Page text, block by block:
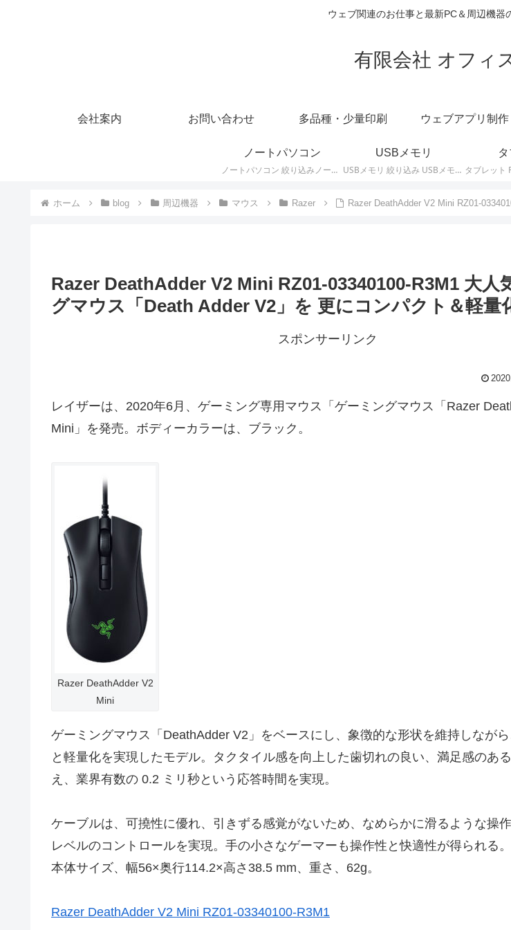
ウェブ関連のお仕事と最新PC＆周辺機器
有限会社 オフィ
会社案内 お問い合わせ 多品種・少量印刷 ウェブアプリ制作
ノートパソコン
ノートパソコン 絞り込みノートPCの最新モデルやスペック・仕様に関する情報。
USBメモリ
USBメモリ 絞り込み USBメモリの最新モデルやスペック・仕様に関する情報。
ホーム blog 周辺機器 マウス Razer Razer DeathAdder V2 Mini RZ01-
Razer DeathAdder V2 Mini RZ01-03340100-R3M1 大人
グマウス「Death Adder V2」を 更にコンパクト＆軽量
スポンサーリンク
レイザーは、2020年6月、ゲーミング専用マウス「ゲーミングマウス「Razer
Mini」を発売。ボディーカラーは、ブラック。
Razer DeathAdder V2
Mini
ゲーミングマウス「DeathAdder V2」をベースにし、象徴的な形状を維持しなが
と軽量化を実現したモデル。タクタイル感を向上した歯切れの良い、満足感のあ
え、業界有数の 0.2 ミリ秒という応答時間を実現。
ケーブルは、可撓性に優れ、引きずる感覚がないため、なめらかに滑るような操
レベルのコントロールを実現。手の小さなゲーマーも操作性と快適性が得られる。
本体サイズ、幅56×奥行114.2×高さ38.5 mm、重さ、62g。
Razer DeathAdder V2 Mini RZ01-03340100-R3M1